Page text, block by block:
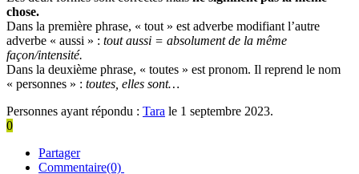
chose.
Dans la première phrase, « tout » est adverbe modifiant l’autre
adverbe « aussi » : tout aussi = absolument de la même
façon/intensité.
Dans la deuxième phrase, « toutes » est pronom. Il reprend le nom
« personnes » : toutes, elles sont…
Personnes ayant répondu : Tara le 1 septembre 2023.
0
Partager
Commentaire(0)